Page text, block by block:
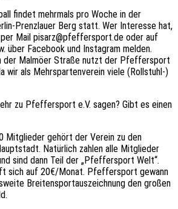
findet mehrmals pro Woche in der
Prenzlauer Berg statt. Wer Interesse hat,
per Mail pisarz@pfeffersport.de oder auf
über Facebook und Instagram melden.
der Malmöer Straße nutzt der Pfeffersport
wir als Mehrspartenverein viele (Rollstuhl-)
zu Pfeffersport e.V. sagen? Gibt es einen
Mitglieder gehört der Verein zu den
Natürlich zahlen alle Mitglieder
sind dann Teil der „Pfeffersport Welt“.
sich auf 20€/Monat. Pfeffersport gewann
Breitensportauszeichnung den großen